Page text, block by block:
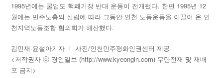
1995년에는 굴업도 핵폐기장 반대 운동이 전개됐다. 한편 1995년 12
월에는 민주노총의 설립에 따라 그동안 인천 노동운동을 이끌어 온 인
천지역노동조합 협의회가 해산했다.
김민재·윤설아기자 ㅣ 사진/인천민주평화인권센터 제공
<저작권자 ⓒ 경인일보 (http://www.kyeongin.com) 무단전재 및 재배
포 금지>